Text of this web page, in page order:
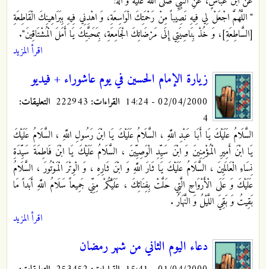
" اللَّهُمَّ اجْعَلْ لِي فِيهِ نَصِيباً مِنْ رَحْمَتِكَ الْوَاسِعَةِ، وَ اهْدِنِي فِيهِ بِبَرَاهِينِكَ الْقَاطِعَةِ
[السَّاطِعَةِ]، وَ خُذْ بِنَاصِيَتِي إِلَى مَرْضَاتِكَ الْجَامِعَةِ، بِمَحَبَّتِكَ يَا أَمَلَ الْمُشْتَاقِينَ".
اقرأ المزيد
زيارة الإمام الحسين في يوم عاشوراء + فيديو
02/04/2000 - 14:24 القراءات:
التعليقات:
4
السَّلَامُ عَلَيْكَ يَا أَبَا عَبْدِ اللَّهِ ، السَّلَامُ عَلَيْكَ يَا ابْنَ رَسُولِ اللَّهِ ، السَّلَامُ عَلَيْكَ
يَا ابْنَ أَمِيرِ الْمُؤْمِنِينَ وَ ابْنَ سَيِّدِ الْوَصِيِّينَ ، السَّلَامُ عَلَيْكَ يَا ابْنَ فَاطِمَةَ سَيِّدَةِ
نِسَاءِ الْعَالَمِينَ ، السَّلَامُ عَلَيْكَ يَا ثَارَ اللَّهِ وَ ابْنَ ثَارِهِ ، وَ الْوِتْرَ الْمَوْتُورَ ، السَّلَامُ
عَلَيْكَ وَ عَلَى الْأَرْوَاحِ الَّتِي حَلَّتْ بِفِنَائِكَ ، عَلَيْكُمْ مِنِّي جَمِيعاً سَلَامُ اللَّهِ أَبَداً مَا
بَقِيتُ وَ بَقِيَ اللَّيْلُ وَ النَّهَارُ .
اقرأ المزيد
دعاء اليوم الثاني من شهر رمضان